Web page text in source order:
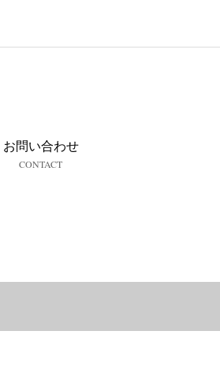
お問い合わせ
CONTACT